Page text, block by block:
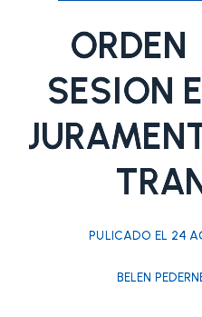
SESION
PULICADO EL 24
BELEN